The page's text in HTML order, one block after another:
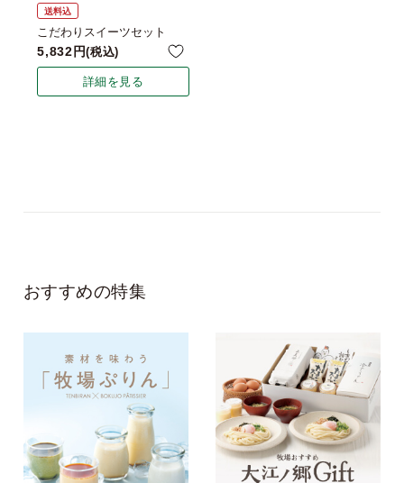
送料込
こだわりスイーツセット
5,832 税込
詳細を見る
おすすめの特集